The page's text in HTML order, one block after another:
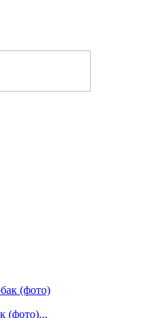
(фото)...